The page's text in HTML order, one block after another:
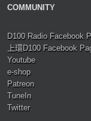
COMMUNITY
D100 Radio Facebook
上環D100 Facebook
Youtube
e-shop
Patreon
TuneIn
Twitter